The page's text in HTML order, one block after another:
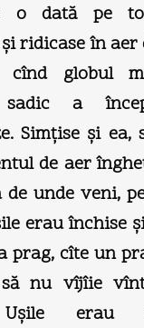
o dată pe
şi ridicase în aer
cînd globul
sadic a
Simţise şi ea,
de aer
de unde veni,
erau închise
prag, cîte un
să nu vîjîie
erau